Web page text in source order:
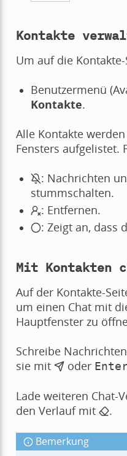
Kontakte
Um auf die
Benutzermenü
Kontakte.
Alle Kontakte
Fensters aufgelistet.
: Nachrichten
stummschalten.
: Entfernen.
: Zeigt an, dass
Mit Kontakten
Auf der Kontakte-
um einen Chat mit
Hauptfenster zu
Schreibe
sie mit
oder
Lade weiteren Chat-
den Verlauf mit
.
Bemerkung